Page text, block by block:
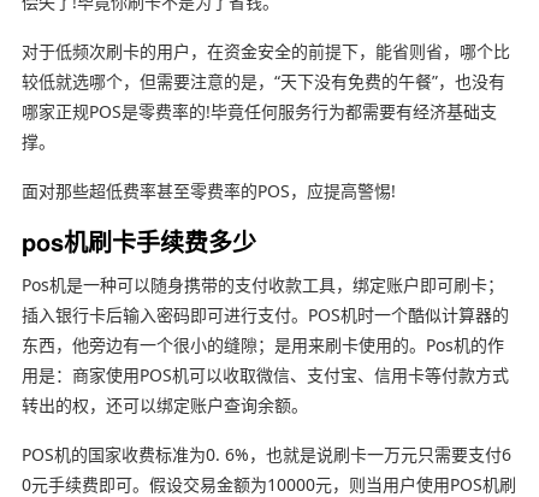
对于低频次刷卡的用户，在资金安全的前提下，能省则省，哪个比
较低就选哪个，但需要注意的是，“天下没有免费的午餐”，也没有
哪家正规POS是零费率的!毕竟任何服务行为都需要有经济基础支
撑。
面对那些超低费率甚至零费率的POS，应提高警惕!
pos机刷卡手续费多少
Pos机是一种可以随身携带的支付收款工具，绑定账户即可刷卡；
插入银行卡后输入密码即可进行支付。POS机时一个酷似计算器的
东西，他旁边有一个很小的缝隙；是用来刷卡使用的。Pos机的作
用是：商家使用POS机可以收取微信、支付宝、信用卡等付款方式
转出的权，还可以绑定账户查询余额。
POS机的国家收费标准为0. 6%，也就是说刷卡一万元只需要支付6
0元手续费即可。假设交易金额为10000元，则当用户使用POS机刷